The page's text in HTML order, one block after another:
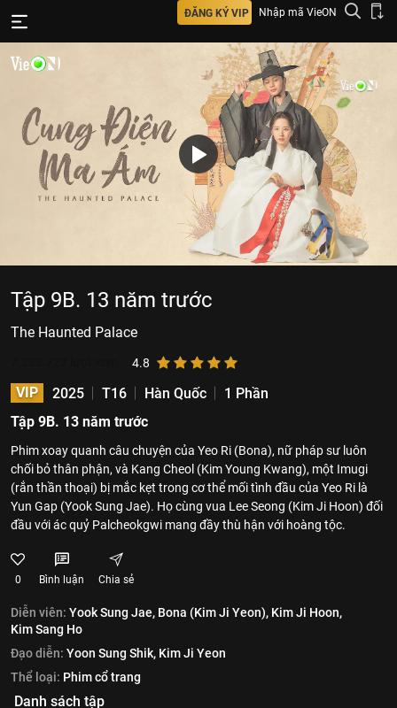
ĐĂNG KÝ VIP Nhập mã VieON
Tập 9B. 13 năm trước
The Haunted Palace
4.8
VIP 2025 T16 Hàn Quốc
1 Phần
Tập 9B. 13 năm trước
Phim xoay quanh câu chuyện của Yeo Ri (Bona), nữ pháp sư luôn
chối bỏ thân phận, và Kang Cheol (Kim Young Kwang), một Imugi
(rắn thần thoại) bị mắc kẹt trong cơ thể mối tình đầu của Yeo Ri là
Yun Gap (Yook Sung Jae). Họ cùng vua Lee Seong (Kim Ji Hoon) đối
đầu với ác quỷ Palcheokgwi mang đầy thù hận với hoàng tộc.
0 Bình luận Chia sẻ
Diễn viên: Yook Sung Jae, Bona (Kim Ji Yeon), Kim Ji Hoon,
Kim Sang Ho
Đạo diễn: Yoon Sung Shik, Kim Ji Yeon
Thể loại: Phim cổ trang
Danh sách tập